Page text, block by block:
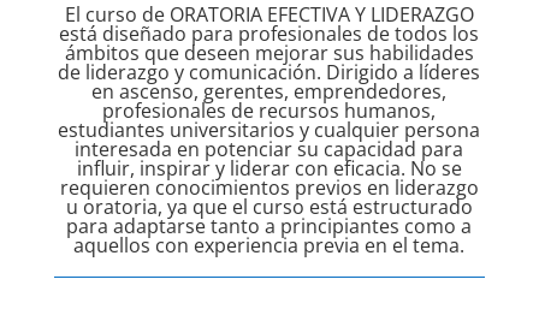
El curso de ORATORIA EFECTIVA Y LIDERAZGO
está diseñado para profesionales de todos los
ámbitos que deseen mejorar sus habilidades
de liderazgo y comunicación. Dirigido a líderes
en ascenso, gerentes, emprendedores,
profesionales de recursos humanos,
estudiantes universitarios y cualquier persona
interesada en potenciar su capacidad para
influir, inspirar y liderar con eficacia. No se
requieren conocimientos previos en liderazgo
u oratoria, ya que el curso está estructurado
para adaptarse tanto a principiantes como a
aquellos con experiencia previa en el tema.